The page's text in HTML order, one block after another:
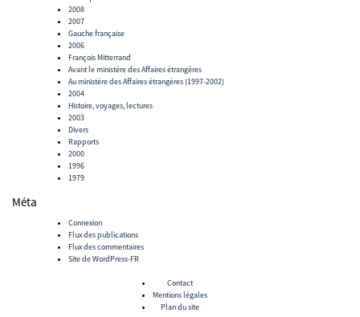
2008
2007
Gauche française
2006
François Mitterrand
Avant le ministère des Affaires étrangères
Au ministère des Affaires étrangères (1997-2002)
2004
Histoire, voyages, lectures
2003
Divers
Rapports
2000
1996
1979
Méta
Connexion
Flux des publications
Flux des commentaires
Site de WordPress-FR
Contact
Mentions légales
Plan du site